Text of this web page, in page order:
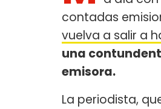
contadas
vuelva a salir a
una
emisora.
La periodista,